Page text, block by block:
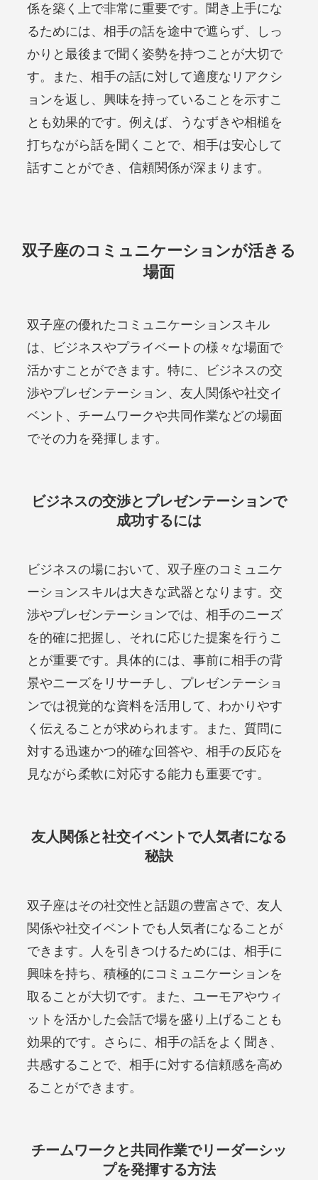
係を築く上で非常に重要です。聞き上手にな
るためには、相手の話を途中で遮らず、しっ
かりと最後まで聞く姿勢を持つことが大切で
す。また、相手の話に対して適度なリアクシ
ョンを返し、興味を持っていることを示すこ
とも効果的です。例えば、うなずきや相槌を
打ちながら話を聞くことで、相手は安心して
話すことができ、信頼関係が深まります。
双子座のコミュニケーションが活きる
場面
双子座の優れたコミュニケーションスキル
は、ビジネスやプライベートの様々な場面で
活かすことができます。特に、ビジネスの交
渉やプレゼンテーション、友人関係や社交イ
ベント、チームワークや共同作業などの場面
でその力を発揮します。
ビジネスの交渉とプレゼンテーションで
成功するには
ビジネスの場において、双子座のコミュニケ
ーションスキルは大きな武器となります。交
渉やプレゼンテーションでは、相手のニーズ
を的確に把握し、それに応じた提案を行うこ
とが重要です。具体的には、事前に相手の背
景やニーズをリサーチし、プレゼンテーショ
ンでは視覚的な資料を活用して、わかりやす
く伝えることが求められます。また、質問に
対する迅速かつ的確な回答や、相手の反応を
見ながら柔軟に対応する能力も重要です。
友人関係と社交イベントで人気者になる
秘訣
双子座はその社交性と話題の豊富さで、友人
関係や社交イベントでも人気者になることが
できます。人を引きつけるためには、相手に
興味を持ち、積極的にコミュニケーションを
取ることが大切です。また、ユーモアやウィ
ットを活かした会話で場を盛り上げることも
効果的です。さらに、相手の話をよく聞き、
共感することで、相手に対する信頼感を高め
ることができます。
チームワークと共同作業でリーダーシッ
プを発揮する方法